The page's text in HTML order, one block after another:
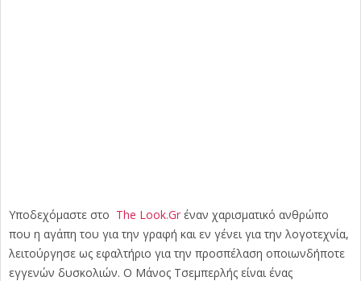
Υποδεχόμαστε στο The Look.Gr έναν χαρισματικό ανθρώπο
που η αγάπη του για την γραφή και εν γένει για την λογοτεχνία,
λειτούργησε ως εφαλτήριο για την προσπέλαση οποιωνδήποτε
εγγενών δυσκολιών. Ο Μάνος Τσεμπερλής είναι ένας